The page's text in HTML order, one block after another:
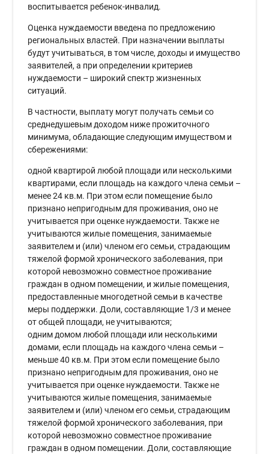
воспитывается ребенок-инвалид.
Оценка нуждаемости введена по предложению
региональных властей. При назначении выплаты
будут учитываться, в том числе, доходы и имущество
заявителей, а при определении критериев
нуждаемости – широкий спектр жизненных
ситуаций.
В частности, выплату могут получать семьи со
среднедушевым доходом ниже прожиточного
минимума, обладающие следующим имуществом и
сбережениями:
одной квартирой любой площади или несколькими
квартирами, если площадь на каждого члена семьи –
менее 24 кв.м. При этом если помещение было
признано непригодным для проживания, оно не
учитывается при оценке нуждаемости. Также не
учитываются жилые помещения, занимаемые
заявителем и (или) членом его семьи, страдающим
тяжелой формой хронического заболевания, при
которой невозможно совместное проживание
граждан в одном помещении, и жилые помещения,
предоставленные многодетной семьи в качестве
меры поддержки. Доли, составляющие 1/3 и менее
от общей площади, не учитываются;
одним домом любой площади или несколькими
домами, если площадь на каждого члена семьи –
меньше 40 кв.м. При этом если помещение было
признано непригодным для проживания, оно не
учитывается при оценке нуждаемости. Также не
учитываются жилые помещения, занимаемые
заявителем и (или) членом его семьи, страдающим
тяжелой формой хронического заболевания, при
которой невозможно совместное проживание
граждан в одном помещении. Доли, составляющие